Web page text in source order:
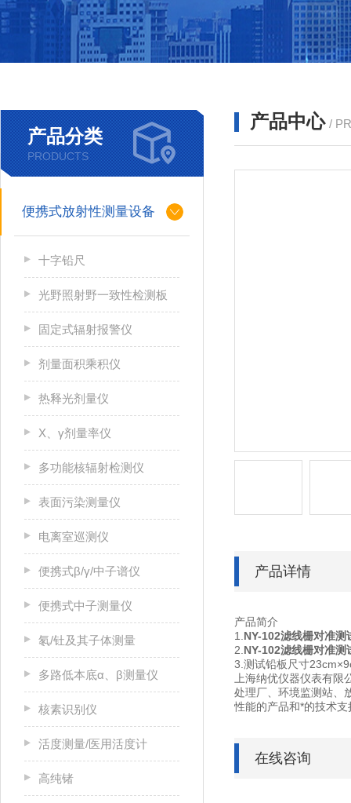
产品分类
PRODUCTS
便携式放射性测量设备
十字铅尺
光野照射野一致性检测板
固定式辐射报警仪
剂量面积乘积仪
热释光剂量仪
X、γ剂量率仪
多功能核辐射检测仪
表面污染测量仪
电离室巡测仪
便携式β/γ/中子谱仪
便携式中子测量仪
氡/钍及其子体测量
多路低本底α、β测量仪
核素识别仪
活度测量/医用活度计
高纯锗
产品中心 /
产品详情
产品简介
1. NY-102滤线栅对准测
2. NY-102滤线栅对准测
3.测试铅板尺寸
上海纳优仪器仪表有
处理厂、环境监测站、
性能的产品和*的技术
在线咨询